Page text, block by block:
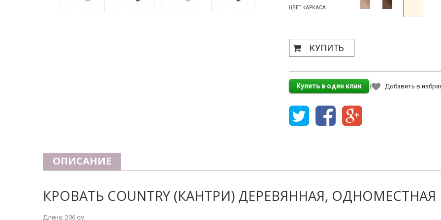
ЦВЕТ КАРКАСА
КУПИТЬ
} Добавить в
ОПИСАНИЕ
КРОВАТЬ COUNTRY (КАНТРИ) ДЕРЕВЯННАЯ, ОДНОМЕСТНАЯ
Длина: 206 см